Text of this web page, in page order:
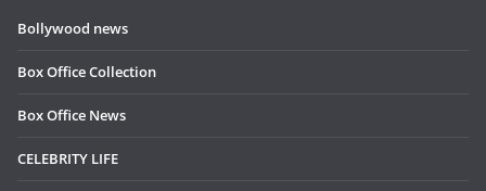
Bollywood news
Box Office Collection
Box Office News
CELEBRITY LIFE